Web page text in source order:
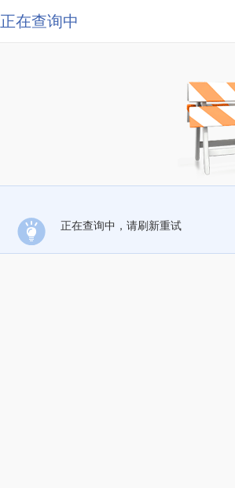
正在查询中
正在查询中，请刷新重试